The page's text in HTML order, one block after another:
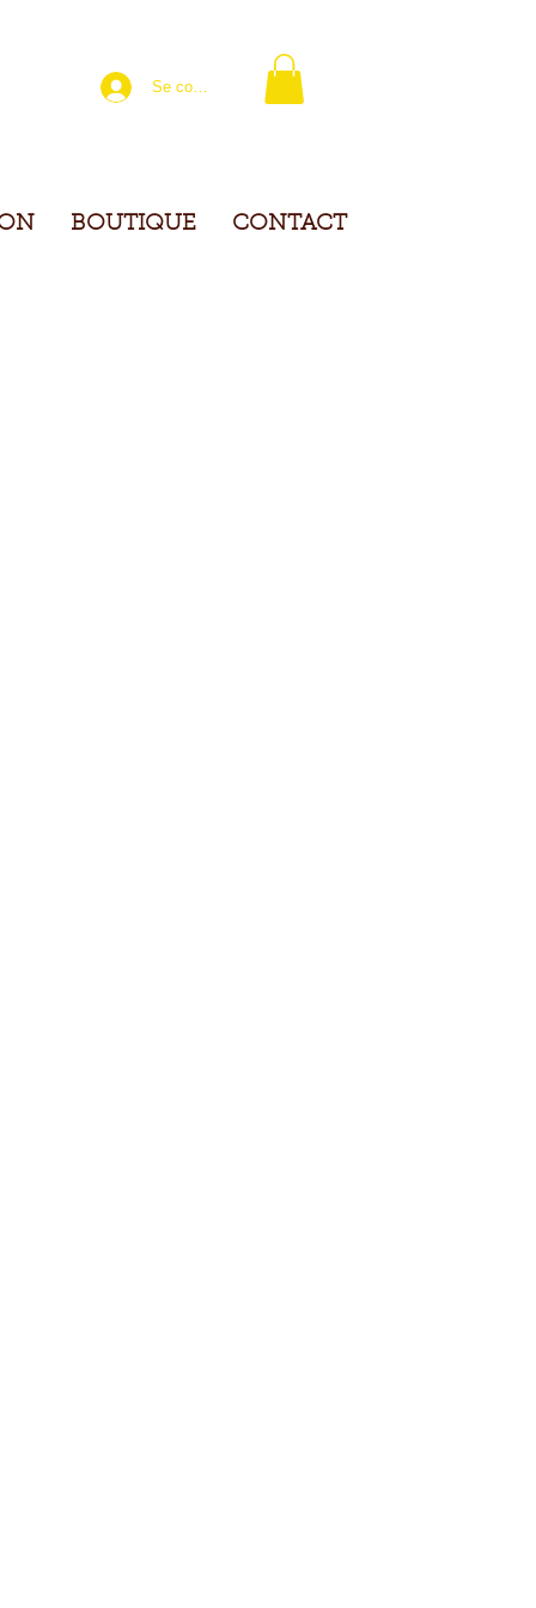
Se connecter
BOUTIQUE CONTACT